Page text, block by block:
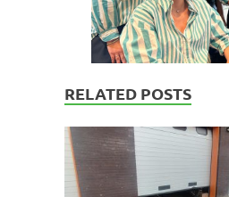
RELATED POSTS